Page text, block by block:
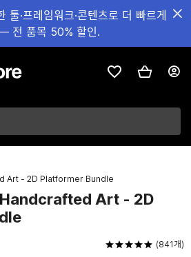
툴·프레임워크·콘텐츠로 더 빠르게
전 품목 50% 할인.
Art - 2D Platformer Bundle
Art - 2D
(841개)